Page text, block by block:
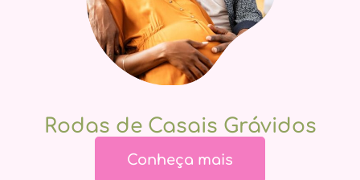
Rodas de Casais Grávidos
Conheça mais